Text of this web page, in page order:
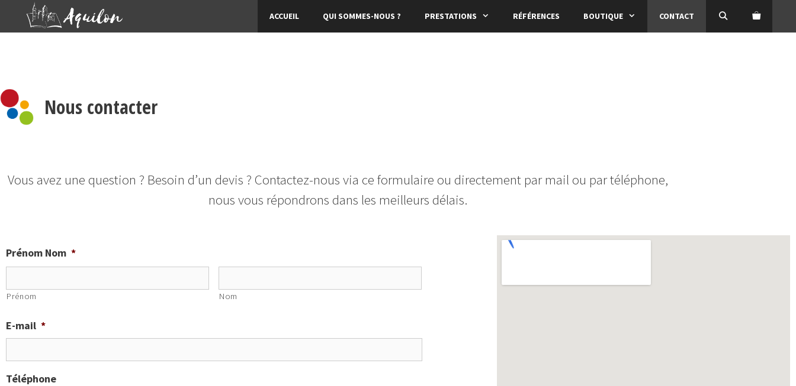
ACCUEIL QUI SOMMES-NOUS ? PRESTATIONS RÉFÉRENCES BOUTIQUE CONTACT
Nous contacter
Vous avez une question ? Besoin d’un devis ? Contactez-nous via ce formulaire ou directement par mail ou par téléphone,
nous vous répondrons dans les meilleurs délais.
Prénom Nom *
Prénom Nom
E-mail *
Téléphone